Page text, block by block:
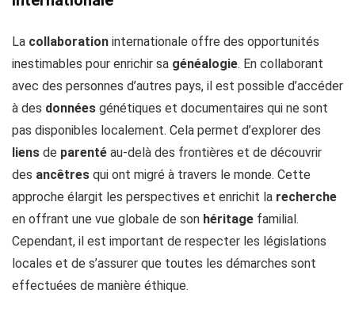
La collaboration internationale offre des opportunités
inestimables pour enrichir sa généalogie. En collaborant
avec des personnes d’autres pays, il est possible d’accéder
à des données génétiques et documentaires qui ne sont
pas disponibles localement. Cela permet d’explorer des
liens de parenté au-delà des frontières et de découvrir
des ancêtres qui ont migré à travers le monde. Cette
approche élargit les perspectives et enrichit la recherche
en offrant une vue globale de son héritage familial.
Cependant, il est important de respecter les législations
locales et de s’assurer que toutes les démarches sont
effectuées de manière éthique.